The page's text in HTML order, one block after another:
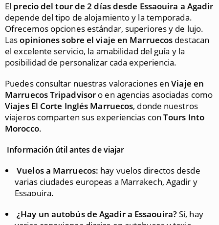
El precio del tour de 2 días desde Essaouira a Agadir
depende del tipo de alojamiento y la temporada.
Ofrecemos opciones estándar, superiores y de lujo.
Lasopiniones sobre el viaje en Marruecos destacan
el excelente servicio, la amabilidad del guía y la
posibilidad de personalizar cada experiencia.
Puedes consultar nuestras valoraciones enViaje en
Marruecos Tripadvisor o en agencias asociadas como
Viajes El Corte Inglés Marruecos, donde nuestros
viajeros comparten sus experiencias conTours Into
Morocco.
Información útil antes de viajar
Vuelos a Marruecos: hay vuelos directos desde
varias ciudades europeas a Marrakech, Agadir y
Essaouira.
¿Hay un autobús de Agadir a Essaouira?Sí, hay